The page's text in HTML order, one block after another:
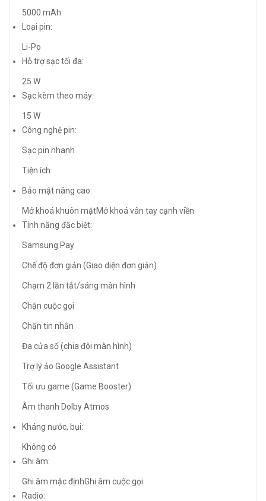
5000 mAh
Loại pin:
Li-Po
Hỗ trợ sạc tối đa:
25 W
Sạc kèm theo máy:
15 W
Công nghệ pin:
Sạc pin nhanh
Tiện ích
Bảo mật nâng cao:
Mở khoá khuôn mặtMở khoá vân tay cạnh viền
Tính năng đặc biệt:
Samsung Pay
Chế độ đơn giản (Giao diện đơn giản)
Chạm 2 lần tắt/sáng màn hình
Chặn cuộc gọi
Chặn tin nhắn
Đa cửa sổ (chia đôi màn hình)
Trợ lý ảo Google Assistant
Tối ưu game (Game Booster)
Âm thanh Dolby Atmos
Kháng nước, bụi:
Không có
Ghi âm:
Ghi âm mặc địnhGhi âm cuộc gọi
Radio: